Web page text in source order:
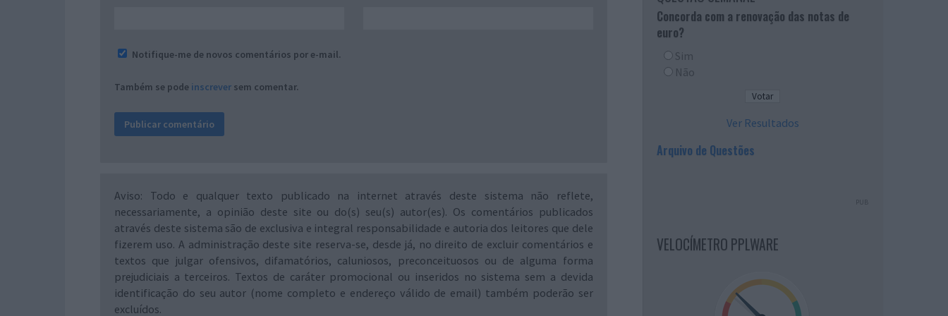
Notifique-me de novos comentários por e-mail.
Também se pode inscrever sem comentar.
Aviso: Todo e qualquer texto publicado na internet através deste sistema não reflete,
necessariamente, a opinião deste site ou do(s) seu(s) autor(es). Os comentários publicados
através deste sistema são de exclusiva e integral responsabilidade e autoria dos leitores que dele
fizerem uso. A administração deste site reserva-se, desde já, no direito de excluir comentários e
textos que julgar ofensivos, difamatórios, caluniosos, preconceituosos ou de alguma forma
prejudiciais a terceiros. Textos de caráter promocional ou inseridos no sistema sem a devida
identificação do seu autor (nome completo e endereço válido de email) também poderão ser
excluídos.
Concorda com a renovação das notas de
euro?
Sim
Não
Ver Resultados
Arquivo de Questões
PUB
VELOCÍMETRO PPLWARE